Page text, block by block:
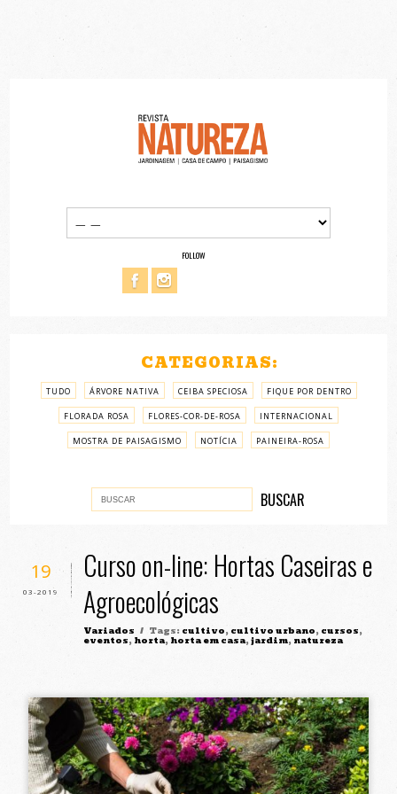
FOLLOW
CATEGORIAS:
TUDO ÁRVORE NATIVA CEIBA SPECIOSA FIQUE POR DENTRO
FLORADA ROSA FLORES-COR-DE-ROSA INTERNACIONAL
MOSTRA DE PAISAGISMO NOTÍCIA PAINEIRA-ROSA
19
03-2019
Curso on-line: Hortas Caseiras e
Agroecológicas
Variados / Tags: cultivo, cultivo urbano, cursos,
eventos, horta, horta em casa,jardim, natureza